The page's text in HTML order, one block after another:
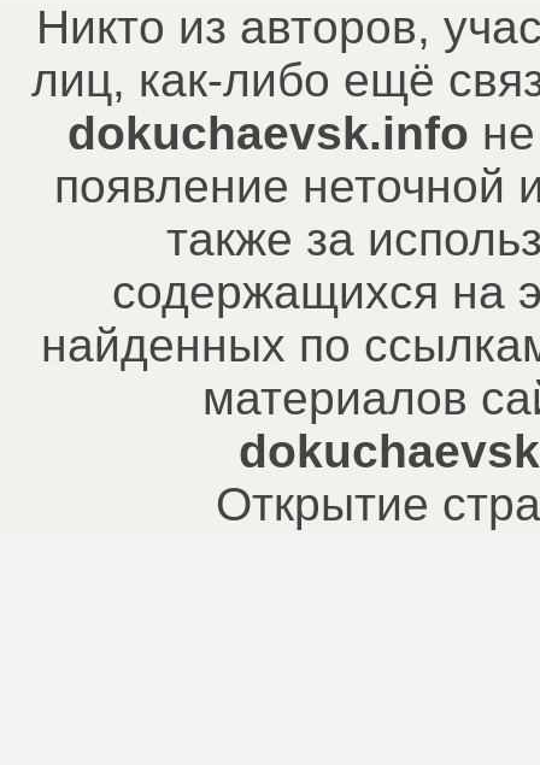
Никто из авторов,
лиц, как-либо ещё
dokuchaevsk.info
появление
также за
содержащихся на
найденных по
материалов
Открытие